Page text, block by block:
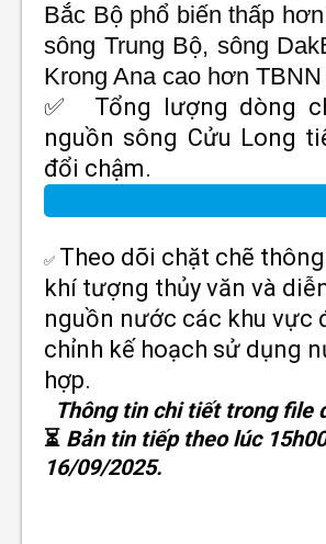
Bắc Bộ phổ biến thấp
sông Trung Bộ, sông
Krong Ana cao hơn
✅
Tổng lượng dòng
nguồn sông Cửu Long
đổi chậm.
✅ Theo dõi chặt chẽ
khí tượng thủy văn và
nguồn nước các khu vực
chỉnh kế hoạch sử dụng
hợp.
Thông tin chi tiết trong file
⏳ Bản tin tiếp theo lúc
16/09/2025.